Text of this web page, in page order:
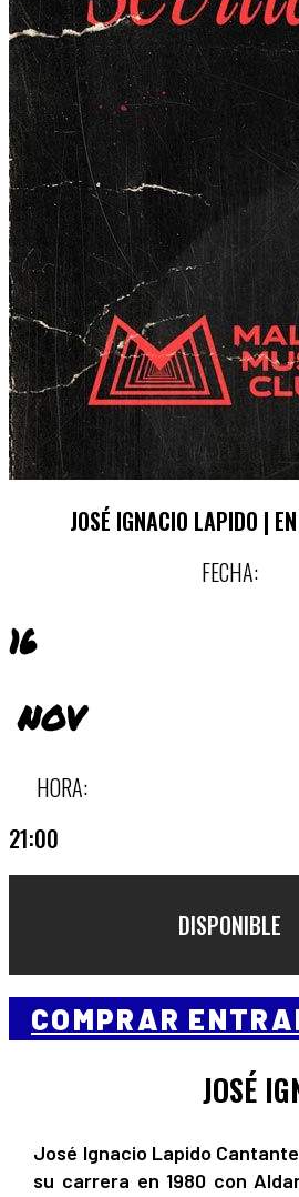
JOSÉ IGNACIO LAPIDO |
FECHA:
16
NOV
HORA:
21:00
DISPONIBLE
COMPRAR
JOSÉ
José Ignacio Lapido
su carrera en 1980 con